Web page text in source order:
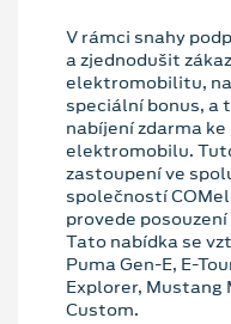
V rámci snahy
a zjednodušit
elektromobilitu,
speciální bonus, a
nabíjení zdarma
elektromobilu.
zastoupení ve
společností
provede
Tato nabídka se
Puma Gen⁠-⁠E, E⁠-⁠
Explorer, Mustang
Custom.